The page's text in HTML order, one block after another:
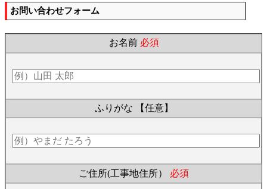
お問い合わせフォーム
お名前 必須
ふりがな 【任意】
ご住所(工事地住所） 必須